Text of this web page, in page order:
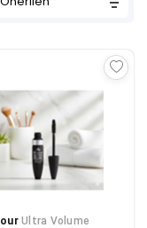
Ultra Volume